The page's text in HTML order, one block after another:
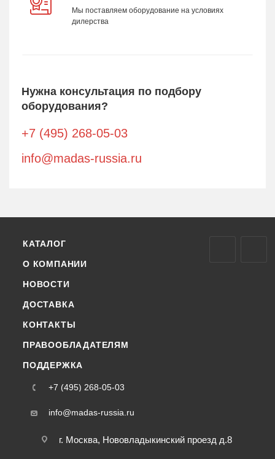
Мы поставляем оборудование на условиях
дилерства
Нужна консультация по подбору
оборудования?
+7 (495) 268-05-03
info@madas-russia.ru
КАТАЛОГ
О КОМПАНИИ
НОВОСТИ
ДОСТАВКА
КОНТАКТЫ
ПРАВООБЛАДАТЕЛЯМ
ПОДДЕРЖКА
+7 (495) 268-05-03
info@madas-russia.ru
г. Москва, Нововладыкинский проезд д.8